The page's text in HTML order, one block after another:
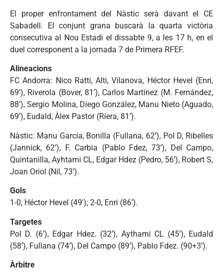
El proper enfrontament del Nàstic serà davant el CE
Sabadell. El conjunt grana buscarà la quarta victòria
consecutiva al Nou Estadi el dissabte 9, a les 17 h, en el
duel corresponent a la jornada 7 de Primera RFEF.
Alineacions
FC Andorra: Nico Ratti, Alti, Vilanova, Héctor Hevel (Enri,
69’), Riverola (Bover, 81’), Carlos Martínez (M. Fernández,
88’), Sergio Molina, Diego González, Manu Nieto (Aguado,
69’), Eudald, Àlex Pastor (Riera, 81’).
Nàstic: Manu García, Bonilla (Fullana, 62’), Pol D, Ribelles
(Jannick, 62’), F. Carbia (Pablo Fdez, 73’), Del Campo,
Quintanilla, Ayhtami CL, Edgar Hdez (Pedro, 56’), Robert S,
Joan Oriol (Nil, 73’).
Gols
1-0, Héctor Hevel (49′); 2-0, Enri (86’).
Targetes
Pol D. (6’), Edgar Hdez. (32’), Aythami CL (45’), Eudald
(58’), Fullana (74’), Del Campo (89’), Pablo Fdez. (90+3’).
Àrbitre